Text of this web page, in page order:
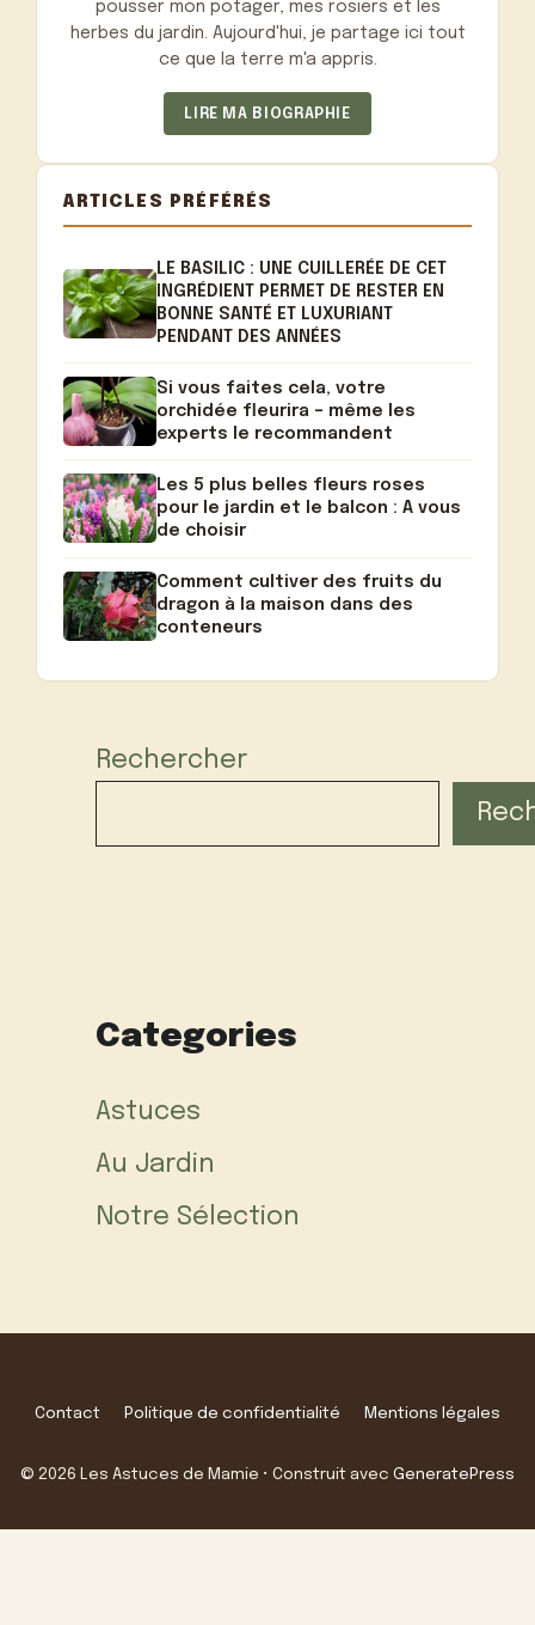
pousser mon potager, mes rosiers et les
herbes du jardin. Aujourd'hui, je partage ici tout
ce que la terre m'a appris.
LIRE MA BIOGRAPHIE
ARTICLES PRÉFÉRÉS
LE BASILIC : UNE CUILLERÉE DE CET
INGRÉDIENT PERMET DE RESTER EN
BONNE SANTÉ ET LUXURIANT
PENDANT DES ANNÉES
Si vous faites cela, votre
orchidée fleurira – même les
experts le recommandent
Les 5 plus belles fleurs roses
pour le jardin et le balcon : A vous
de choisir
Comment cultiver des fruits du
dragon à la maison dans des
conteneurs
Rechercher
Categories
Astuces
Au Jardin
Notre Sélection
Contact Politique de confidentialité Mentions légales
© 2026 Les Astuces de Mamie • Construit avec GeneratePress